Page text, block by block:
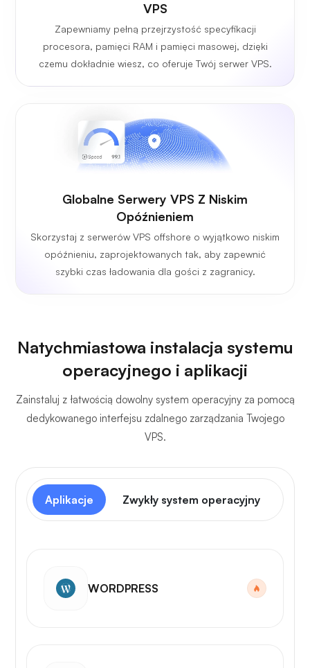
VPS
Zapewniamy pełną przejrzystość specyfikacji
procesora, pamięci RAM i pamięci masowej, dzięki
czemu dokładnie wiesz, co oferuje Twój serwer VPS.
Globalne Serwery VPS Z Niskim
Opóźnieniem
Skorzystaj z serwerów VPS offshore o wyjątkowo niskim
opóźnieniu, zaprojektowanych tak, aby zapewnić
szybki czas ładowania dla gości z zagranicy.
Natychmiastowa instalacja systemu
operacyjnego i aplikacji
Zainstaluj z łatwością dowolny system operacyjny za pomocą
dedykowanego interfejsu zdalnego zarządzania Twojego
VPS.
Aplikacje Zwykły system operacyjny
WORDPRESS